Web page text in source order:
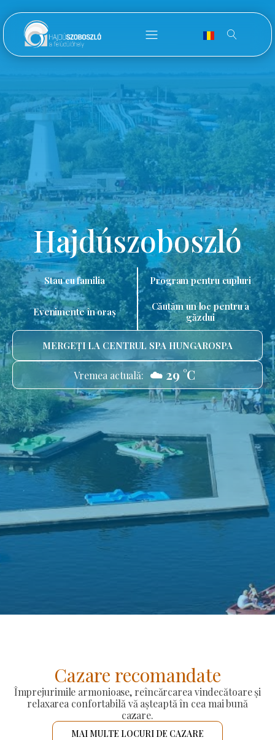
Hajdúszoboszló
Stau cu familia Program pentru cupluri
Evenimente în oraș
Căutăm un loc pentru a
găzdui
MERGEȚI LA CENTRUL SPA HUNGAROSPA
Vremea actuală: ☁️ 29 °C
Cazare recomandate
Împrejurimile armonioase, reîncărcarea vindecătoare și
relaxarea confortabilă vă așteaptă în cea mai bună
cazare.
MAI MULTE LOCURI DE CAZARE